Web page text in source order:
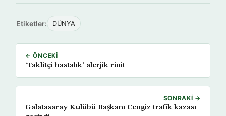
Etiketler: DÜNYA
← ÖNCEKI
‘Taklitçi hastalık’ alerjik rinit
SONRAKI →
Galatasaray Kulübü Başkanı Cengiz trafik kazası